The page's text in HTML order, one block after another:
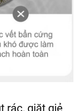
rác, giặt giẻ